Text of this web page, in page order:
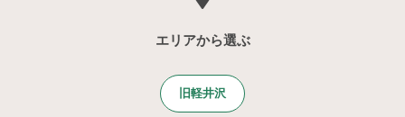
エリアから選ぶ
旧軽井沢